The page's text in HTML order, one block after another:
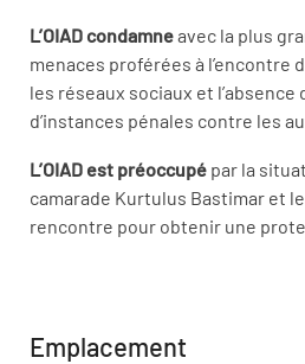
L’OIAD condamneavec la plus
menaces proférées à l’encontre
les réseaux sociaux et
d’instances pénales contre les
L’OIAD est préoccupé par la
camarade Kurtulus Bastimar et
rencontre pour obtenir une
Emplacement